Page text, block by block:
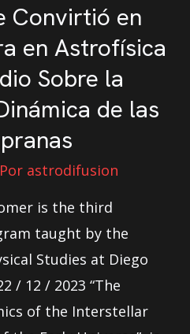
Convirtió en
en Astrofísica
Sobre la
de las
astrodifusion
is the third
taught by the
Studies at Diego
/ 12 / 2023 “The
of the Interstellar